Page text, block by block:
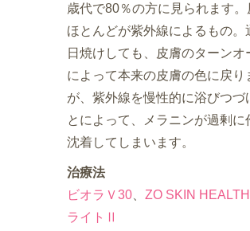
歳代で80％の方に見られます。
ほとんどが紫外線によるもの。
日焼けしても、皮膚のターンオ
によって本来の皮膚の色に戻り
が、紫外線を慢性的に浴びつづ
とによって、メラニンが過剰に
沈着してしまいます。
治療法
ビオラＶ30
ZO SKIN HEALTH
ライトⅡ